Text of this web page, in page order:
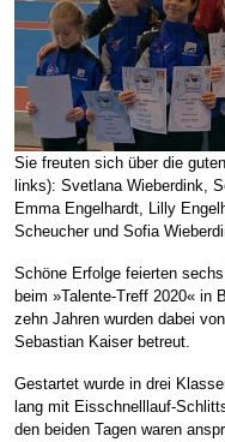
Sie freuten sich über die
links): Svetlana Wieberdink,
Emma Engelhardt, Lilly
Scheucher und Sofia
Schöne Erfolge feierten
beim »Talente-Treff 2020« in
zehn Jahren wurden dabei
Sebastian Kaiser betreut.
Gestartet wurde in drei
lang mit Eisschnelllauf-
den beiden Tagen waren